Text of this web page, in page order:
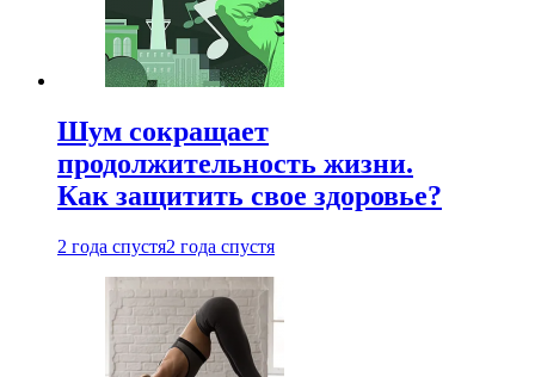
Шум сокращает
продолжительность жизни.
Как защитить свое здоровье?
2 года спустя2 года спустя